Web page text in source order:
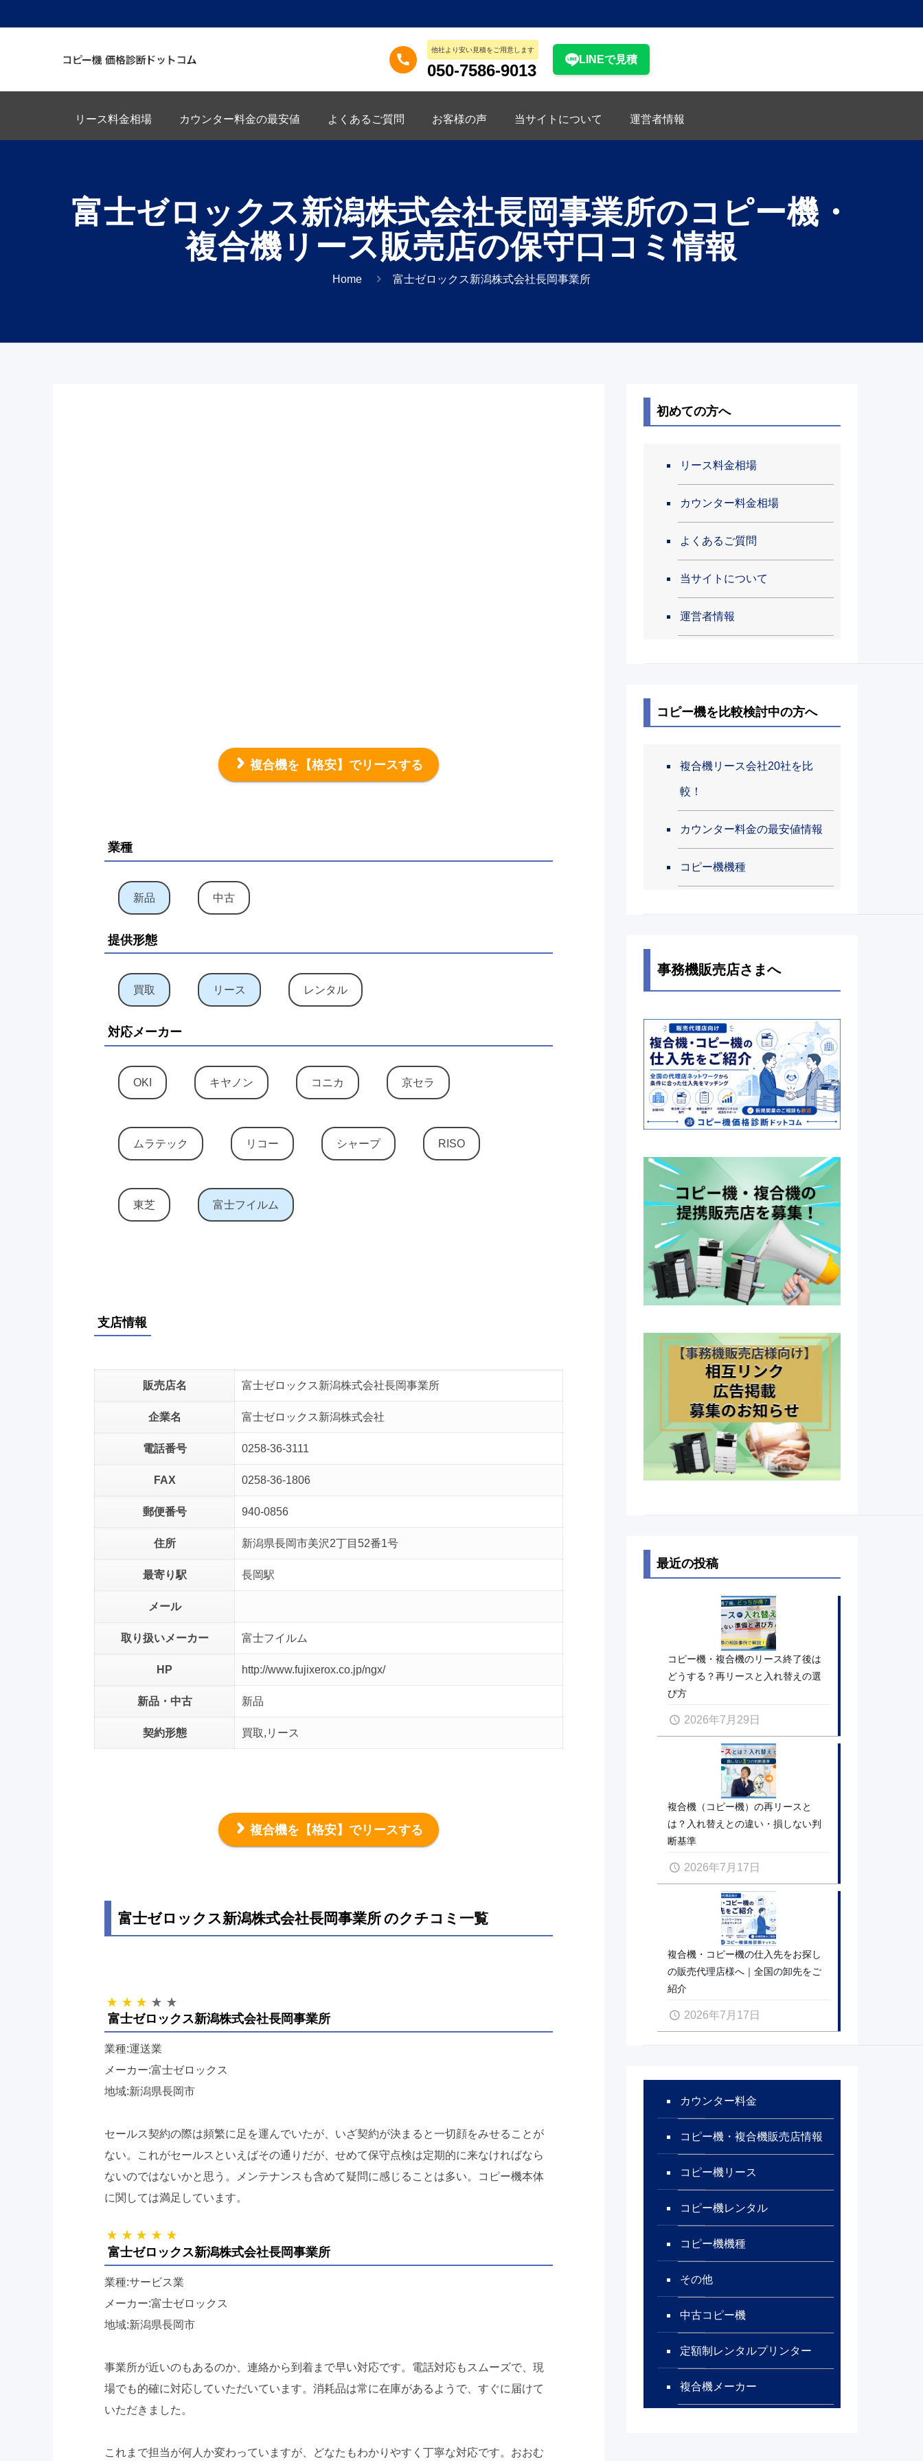
他社より安い見積をご用意します
050-7586-9013
LINEで見積
リース料金相場 カウンター料金の最安値 よくあるご質問 お客様の声 当サイトについて 運営者情報
富士ゼロックス新潟株式会社長岡事業所のコピー機・
複合機リース販売店の保守口コミ情報
Home 富士ゼロックス新潟株式会社長岡事業所
複合機を 【格安】でリースする
業種
新品 中古
提供形態
買取 リース レンタル
対応メーカー
OKI キヤノン コニカ 京セラ
ムラテック リコー シャープ RISO
東芝 富士フイルム
支店情報
販売店名 富士ゼロックス新潟株式会社長岡事業所
企業名 富士ゼロックス新潟株式会社
電話番号 0258-36-3111
FAX 0258-36-1806
郵便番号 940-0856
住所 新潟県長岡市美沢2丁目52番1号
最寄り駅 長岡駅
メール
取り扱いメーカー 富士フイルム
HP http://www.fujixerox.co.jp/ngx/
新品・中古 新品
契約形態 買取,リース
複合機を 【格安】でリースする
富士ゼロックス新潟株式会社長岡事業所 のクチコミ一覧
富士ゼロックス新潟株式会社長岡事業所
業種:運送業
メーカー:富士ゼロックス
地域:新潟県長岡市
セールス契約の際は頻繁に足を運んでいたが、いざ契約が決まると一切顔をみせることが
ない。これがセールスといえばその通りだが、せめて保守点検は定期的に来なければなら
ないのではないかと思う。メンテナンスも含めて疑問に感じることは多い。コピー機本体
に関しては満足しています。
富士ゼロックス新潟株式会社長岡事業所
業種:サービス業
メーカー:富士ゼロックス
地域:新潟県長岡市
事業所が近いのもあるのか、連絡から到着まで早い対応です。電話対応もスムーズで、現
場でも的確に対応していただいています。消耗品は常に在庫があるようで、すぐに届けて
いただきました。
これまで担当が何人か変わっていますが、どなたもわかりやすく丁寧な対応です。おおむ
初めての方へ
リース料金相場
カウンター料金相場
よくあるご質問
当サイトについて
運営者情報
コピー機を比較検討中の方へ
複合機リース会社20社を比
較！
カウンター料金の最安値情報
コピー機機種
事務機販売店さまへ
最近の投稿
コピー機・複合機のリース終了後は
どうする？再リースと入れ替えの選
び方
2026年7月29日
複合機（コピー機）の再リースと
は？入れ替えとの違い・損しない判
断基準
2026年7月17日
複合機・コピー機の仕入先をお探し
の販売代理店様へ｜全国の卸先をご
紹介
2026年7月17日
カウンター料金
コピー機・複合機販売店情報
コピー機リース
コピー機レンタル
コピー機機種
その他
中古コピー機
定額制レンタルプリンター
複合機メーカー